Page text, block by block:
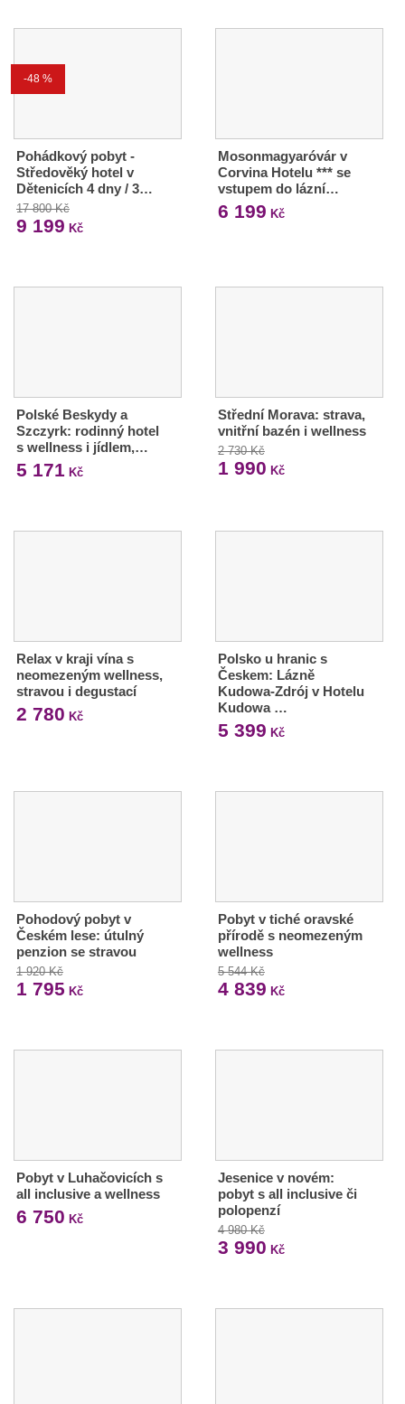
-48 %
Pohádkový pobyt -
Středověký hotel v
Dětenicích 4 dny / 3…
17 800 Kč
9 199 Kč
Mosonmagyaróvár v
Corvina Hotelu *** se
vstupem do lázní…
6 199 Kč
Polské Beskydy a
Szczyrk: rodinný hotel
s wellness i jídlem,…
5 171 Kč
Střední Morava: strava,
vnitřní bazén i wellness
2 730 Kč
1 990 Kč
Relax v kraji vína s
neomezeným wellness,
stravou i degustací
2 780 Kč
Polsko u hranic s
Českem: Lázně
Kudowa-Zdrój v Hotelu
Kudowa …
5 399 Kč
Pohodový pobyt v
Českém lese: útulný
penzion se stravou
1 920 Kč
1 795 Kč
Pobyt v tiché oravské
přírodě s neomezeným
wellness
5 544 Kč
4 839 Kč
Pobyt v Luhačovicích s
all inclusive a wellness
6 750 Kč
Jesenice v novém:
pobyt s all inclusive či
polopenzí
4 980 Kč
3 990 Kč